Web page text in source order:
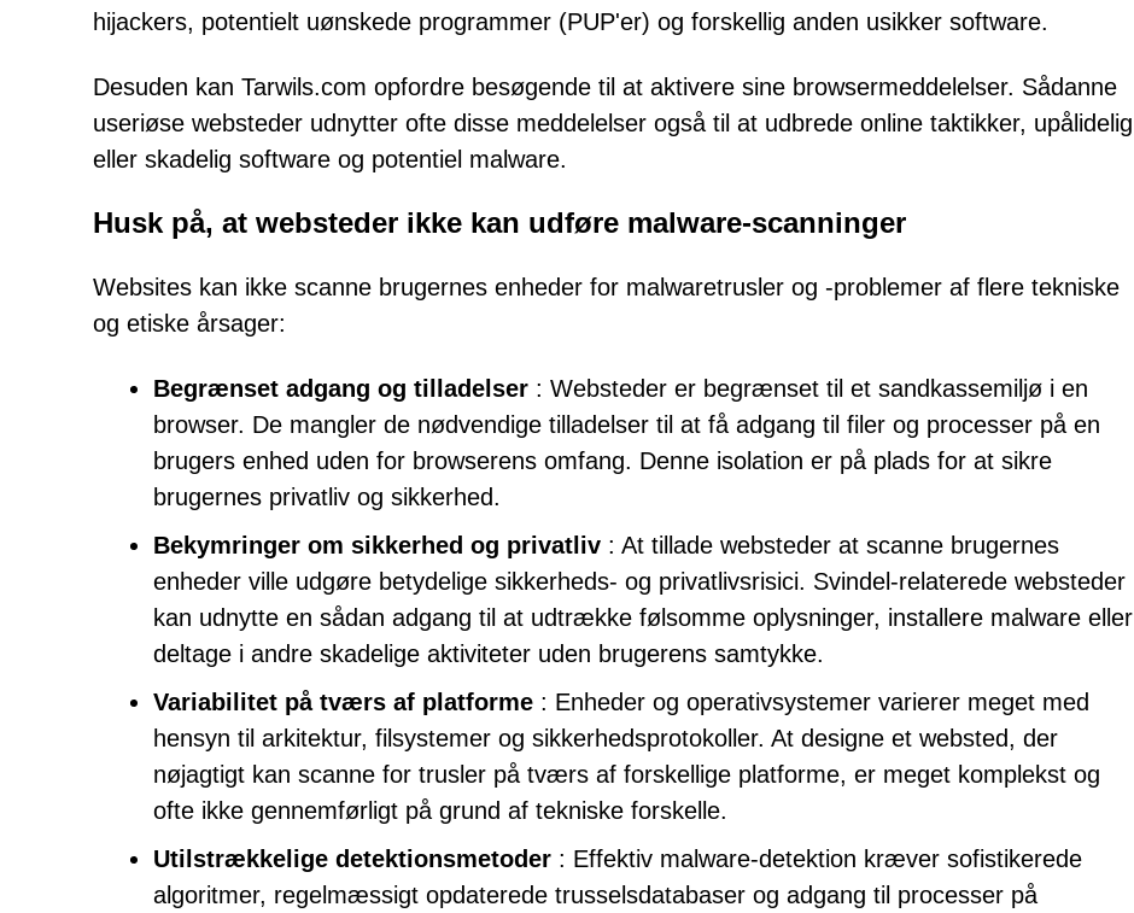
hijackers, potentielt uønskede programmer (PUP'er) og forskellig anden usikker software.
Desuden kan Tarwils.com opfordre besøgende til at aktivere sine browsermeddelelser. Sådanne
useriøse websteder udnytter ofte disse meddelelser også til at udbrede online taktikker, upålidelig
eller skadelig software og potentiel malware.
Husk på, at websteder ikke kan udføre malware-scanninger
Websites kan ikke scanne brugernes enheder for malwaretrusler og -problemer af flere tekniske
og etiske årsager:
Begrænset adgang og tilladelser : Websteder er begrænset til et sandkassemiljø i en
browser. De mangler de nødvendige tilladelser til at få adgang til filer og processer på en
brugers enhed uden for browserens omfang. Denne isolation er på plads for at sikre
brugernes privatliv og sikkerhed.
Bekymringer om sikkerhed og privatliv : At tillade websteder at scanne brugernes
enheder ville udgøre betydelige sikkerheds- og privatlivsrisici. Svindel-relaterede websteder
kan udnytte en sådan adgang til at udtrække følsomme oplysninger, installere malware eller
deltage i andre skadelige aktiviteter uden brugerens samtykke.
Variabilitet på tværs af platforme : Enheder og operativsystemer varierer meget med
hensyn til arkitektur, filsystemer og sikkerhedsprotokoller. At designe et websted, der
nøjagtigt kan scanne for trusler på tværs af forskellige platforme, er meget komplekst og
ofte ikke gennemførligt på grund af tekniske forskelle.
Utilstrækkelige detektionsmetoder : Effektiv malware-detektion kræver sofistikerede
algoritmer, regelmæssigt opdaterede trusselsdatabaser og adgang til processer på